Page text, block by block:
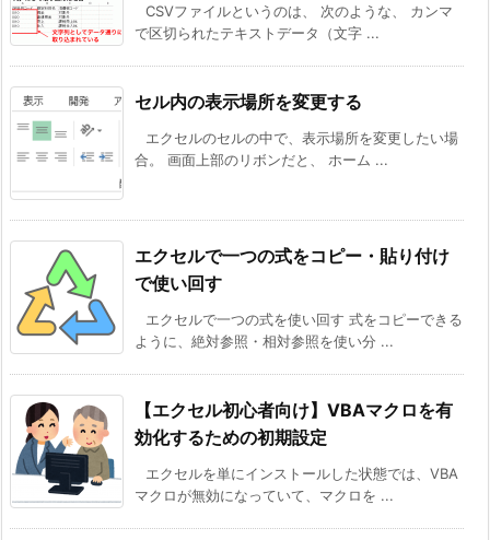
CSVファイルというのは、 次のような、 カンマ
で区切られたテキストデータ（文字 ...
セル内の表示場所を変更する
エクセルのセルの中で、表示場所を変更したい場
合。 画面上部のリボンだと、 ホーム ...
エクセルで一つの式をコピー・貼り付け
で使い回す
エクセルで一つの式を使い回す 式をコピーできる
ように、絶対参照・相対参照を使い分 ...
【エクセル初心者向け】VBAマクロを有
効化するための初期設定
エクセルを単にインストールした状態では、VBA
マクロが無効になっていて、マクロを ...